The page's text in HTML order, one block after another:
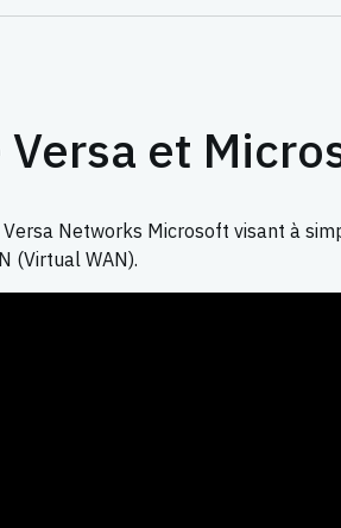
et
Networks Microsoft visant à
(Virtual WAN).